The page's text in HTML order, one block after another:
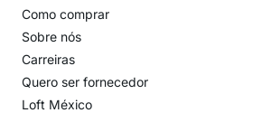
Como comprar
Sobre nós
Carreiras
Quero ser fornecedor
Loft México